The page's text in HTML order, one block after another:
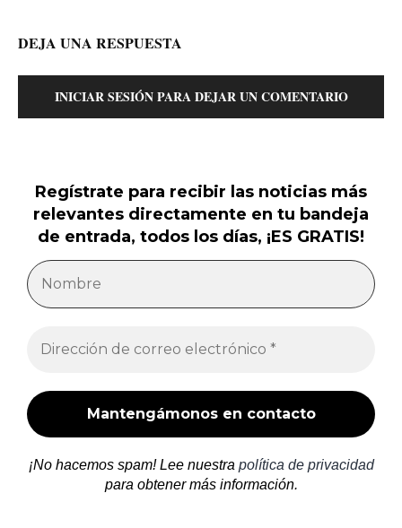
DEJA UNA RESPUESTA
INICIAR SESIÓN PARA DEJAR UN COMENTARIO
Regístrate para recibir las noticias más
relevantes directamente en tu bandeja
de entrada, todos los días, ¡ES GRATIS!
¡No hacemos spam! Lee nuestra política de privacidad
para obtener más información.